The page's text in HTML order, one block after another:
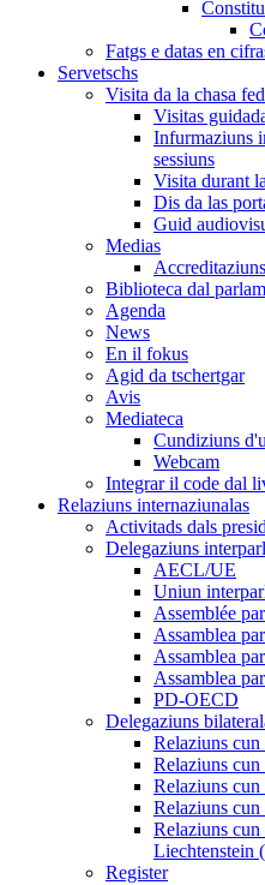
Fatgs e datas en
Servetschs
Visita da la chasa
Visitas
Infurmaziuns
sessiuns
Visita durant
Dis da las
Guid
Medias
Accreditaziuns
Biblioteca dal
Agenda
News
En il fokus
Agid da tschertgar
Avis
Mediateca
Cundiziuns
Webcam
Integrar il code dal
Relaziuns internaziunalas
Activitads dals
Delegaziuns
AECL/UE
Uniun
Assemblée
Assamblea
Assamblea
Assamblea
PD-OECD
Delegaziuns
Relaziuns
Relaziuns
Relaziuns
Relaziuns
Relaziuns
Liechtenstein
Register